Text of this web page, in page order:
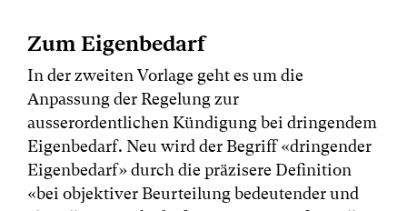
Zum Eigenbedarf
In der zweiten Vorlage geht es um die
Anpassung der Regelung zur
ausserordentlichen Kündigung bei dringendem
Eigenbedarf. Neu wird der Begriff «dringender
Eigenbedarf» durch die präzisere Definition
«bei objektiver Beurteilung bedeutender und